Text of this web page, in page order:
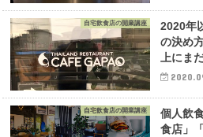
自宅飲食店の開業講座
2020年
の決め
上にま
自宅飲食店の開業講座
個人飲
食店」